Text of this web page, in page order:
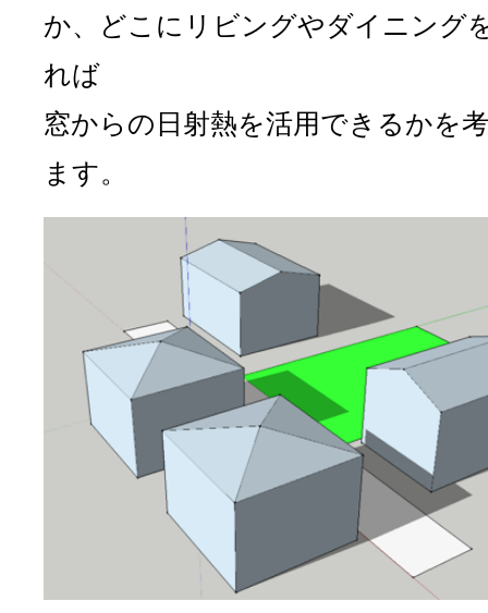
か、どこにリビングやダイニング
れば
窓からの日射熱を活用できるかを
ます。